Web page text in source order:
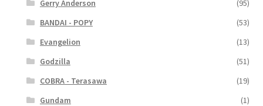
Gerry Anderson
(95)
BANDAI - POPY
(53)
Evangelion
(13)
Godzilla
(51)
COBRA - Terasawa
(19)
Gundam
(1)